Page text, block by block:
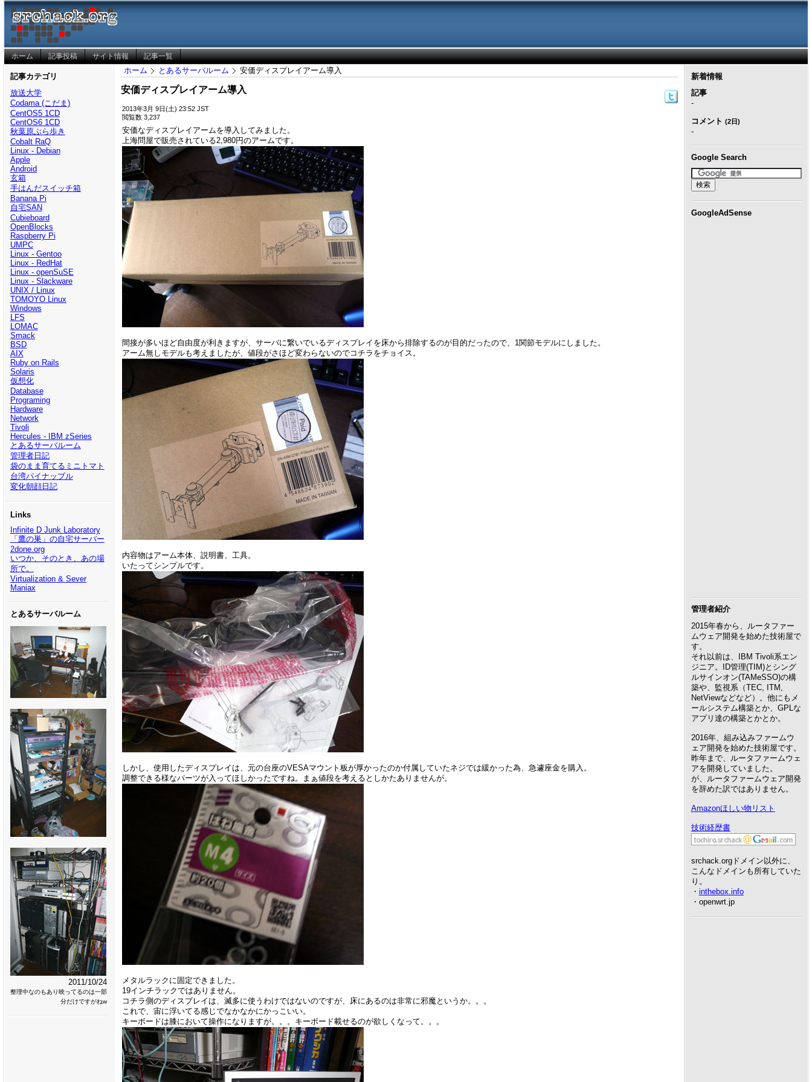
ホーム 記事投稿 サイト情報 記事一覧
記事カテゴリ
放送大学
Codama (こだま)
CentOS5 1CD
CentOS6 1CD
秋葉原ぶら歩き
Cobalt RaQ
Linux - Debian
Apple
Android
玄箱
手はんだスイッチ箱
Banana Pi
自宅SAN
Cubieboard
OpenBlocks
Raspberry Pi
UMPC
Linux - Gentoo
Linux - RedHat
Linux - openSuSE
Linux - Slackware
UNIX / Linux
TOMOYO Linux
Windows
LFS
LOMAC
Smack
BSD
AIX
Ruby on Rails
Solaris
仮想化
Database
Programing
Hardware
Network
Tivoli
Hercules - IBM zSeries
とあるサーバルーム
管理者日記
袋のまま育てるミニトマト
台湾パイナップル
変化朝顔日記
Links
Infinite D Junk Laboratory
「鷹の巣」の自宅サーバー
2done.org
いつか、そのとき、あの場
所で。
Virtualization & Sever
Maniax
とあるサーバルーム
2011/10/24
整理中なのもあり映ってるのは一部
分だけですがねw
ホーム とあるサーバルーム 安価ディスプレイアーム導入
安価ディスプレイアーム導入
2013年3月 9日(土) 23:52 JST
閲覧数 3,237
安価なディスプレイアームを導入してみました。
上海問屋で販売されている2,980円のアームです。
間接が多いほど自由度が利きますが、サーバに繋いでいるディスプレイを床から排除するのが目的だったので、1関節モデルにしました。
アーム無しモデルも考えましたが、値段がさほど変わらないのでコチラをチョイス。
内容物はアーム本体、説明書、工具。
いたってシンプルです。
しかし、使用したディスプレイは、元の台座のVESAマウント板が厚かったのか付属していたネジでは緩かった為、急遽座金を購入。
調整できる様なパーツが入ってほしかったですね。まぁ値段を考えるとしかたありませんが。
メタルラックに固定できました。
19インチラックではありません。
コチラ側のディスプレイは、滅多に使うわけではないのですが、床にあるのは非常に邪魔というか。。。
これで、宙に浮いてる感じでなかなかにかっこいい。
キーボードは膝において操作になりますが。。。キーボード載せるのが欲しくなって。。。
新着情報
記事
-
コメント (2日)
-
Google Search
GoogleAdSense
管理者紹介
2015年春から、ルータファー
ムウェア開発を始めた技術屋で
す。
それ以前は、IBM Tivoli系エン
ジニア。ID管理(TIM)とシング
ルサインオン(TAMeSSO)の構
築や、監視系（TEC, ITM,
NetViewなどなど）。他にもメ
ールシステム構築とか、GPLな
アプリ達の構築とかとか。
2016年、組み込みファームウ
ェア開発を始めた技術屋です。
昨年まで、ルータファームウェ
アを開発していました。
が、ルータファームウェア開発
を辞めた訳ではありません。
Amazonほしい物リスト
技術経歴書
srchack.orgドメイン以外に、
こんなドメインも所有していた
り。
・ inthebox.info
・openwrt.jp